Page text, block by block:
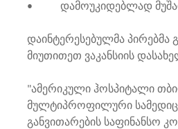
• დამოუკიდებლად
დაინტერესებულმა პირებმა
მიუთითეთ ვაკანსიის
"ამერიკული ჰოსპიტალი
მულტიპროფილური
განვითარების საფინანსო